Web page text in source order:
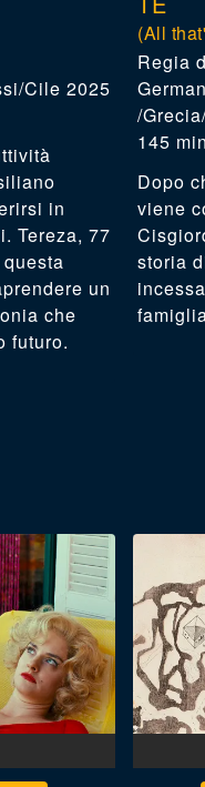
Cile 2025
in
Tereza, 77
un
che
futuro.
(All
/
145 min
Dopo
viene
storia